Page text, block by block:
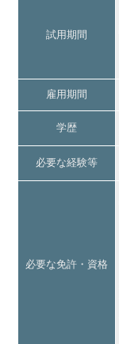
試用期間
雇用期間
学歴
必要な経験等
必要な免許・資格